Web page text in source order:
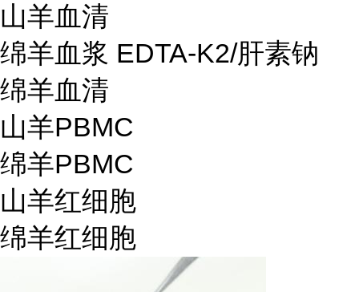
山羊血清
绵羊血浆 EDTA-K2/肝素钠
绵羊血清
山羊PBMC
绵羊PBMC
山羊红细胞
绵羊红细胞